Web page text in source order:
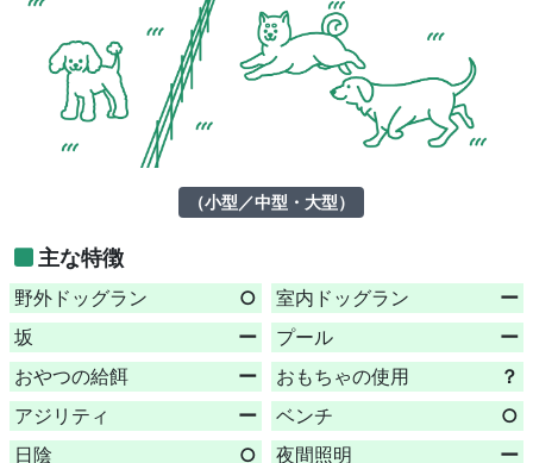
（小型／中型・大型）
主な特徴
野外ドッグラン ○ 室内ドッグラン
ー
坂
ー プール
ー
おやつの給餌
ー おもちゃの使用
？
アジリティ
ー ベンチ
○
日陰
○ 夜間照明 ー